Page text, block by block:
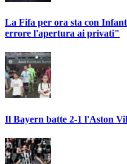
La Fifa per ora sta con
errore l'apertura ai privati"
Il Bayern batte 2-1 l'Aston